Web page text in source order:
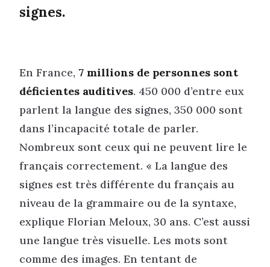
signes.
En France, 7 millions de personnes sont
déficientes auditives. 450 000 d’entre eux
parlent la langue des signes, 350 000 sont
dans l’incapacité totale de parler.
Nombreux sont ceux qui ne peuvent lire le
français correctement. « La langue des
signes est très différente du français au
niveau de la grammaire ou de la syntaxe,
explique Florian Meloux, 30 ans. C’est aussi
une langue très visuelle. Les mots sont
comme des images. En tentant de